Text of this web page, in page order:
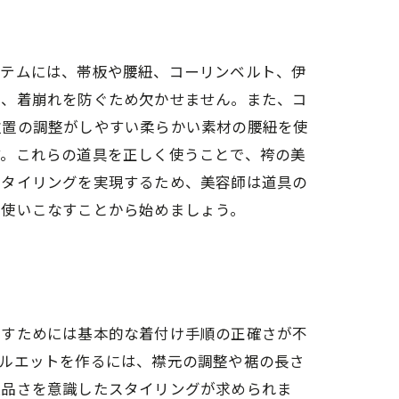
ムには、帯板や腰紐、コーリンベルト、伊
着崩れを防ぐため欠かせません。また、コ
の調整がしやすい柔らかい素材の腰紐を使
これらの道具を正しく使うことで、袴の美
イリングを実現するため、美容師は道具の
いこなすことから始めましょう。
ためには基本的な着付け手順の正確さが不
エットを作るには、襟元の調整や裾の長さ
さを意識したスタイリングが求められま